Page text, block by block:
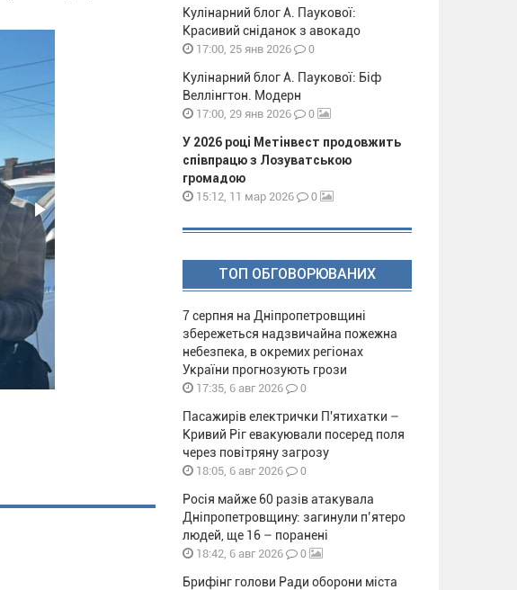
Кулінарний блог А. Паукової:
Красивий сніданок з авокадо
17:00, 25 янв 2026 0
Кулінарний блог А. Паукової: Біф
Веллінгтон. Модерн
17:00, 29 янв 2026 0
У 2026 році Метінвест продовжить
співпрацю з Лозуватською
громадою
15:12, 11 мар 2026 0
ТОП ОБГОВОРЮВАНИХ
7 серпня на Дніпропетровщині
збережеться надзвичайна пожежна
небезпека, в окремих регіонах
України прогнозують грози
17:35, 6 авг 2026 0
Пасажирів електрички П'ятихатки –
Кривий Ріг евакуювали посеред поля
через повітряну загрозу
18:05, 6 авг 2026 0
Росія майже 60 разів атакувала
Дніпропетровщину: загинули п’ятеро
людей, ще 16 – поранені
18:42, 6 авг 2026 0
Брифінг голови Ради оборони міста